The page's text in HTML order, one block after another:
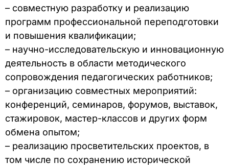
– совместную разработку и реализацию
программ профессиональной переподготовки
и повышения квалификации;
– научно-исследовательскую и инновационную
деятельность в области методического
сопровождения педагогических работников;
– организацию совместных мероприятий:
конференций, семинаров, форумов, выставок,
стажировок, мастер-классов и других форм
обмена опытом;
– реализацию просветительских проектов, в
том числе по сохранению исторической